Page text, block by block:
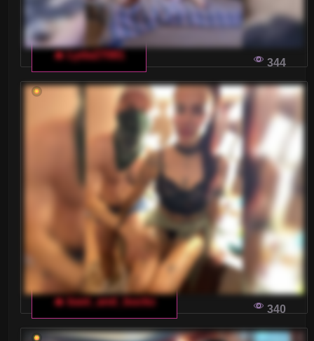
🔥 Lyda27081
344
🔥 bast_and_buckz
340